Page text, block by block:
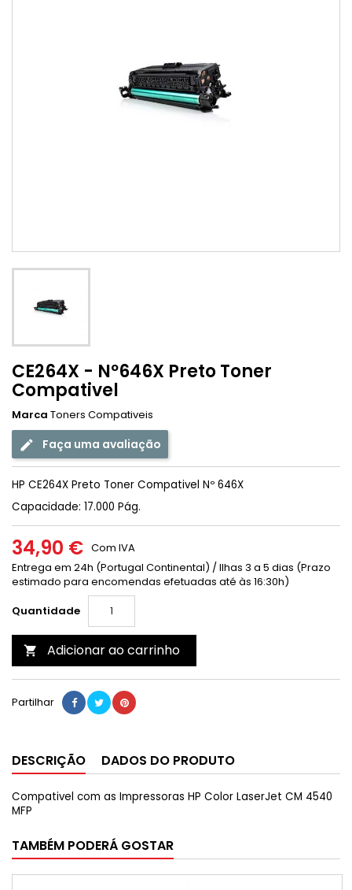
CE264X - Nº646X Preto Toner
Compativel
Marca Toners Compativeis
Faça uma avaliação
HP CE264X Preto Toner Compativel Nº 646X
Capacidade: 17.000 Pág.
34,90 € Com IVA
Entrega em 24h (Portugal Continental) / Ilhas 3 a 5 dias (Prazo
estimado para encomendas efetuadas até às 16:30h)
Quantidade
 Adicionar ao carrinho
Partilhar
DESCRIÇÃO DADOS DO PRODUTO
Compativel com as Impressoras HP Color LaserJet CM 4540
MFP
TAMBÉM PODERÁ GOSTAR